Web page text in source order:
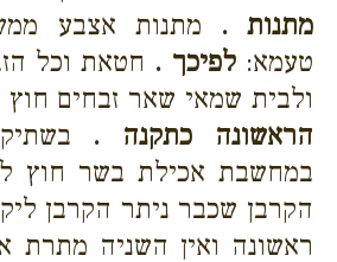
מתנות . מתנות אצבע
טעמא:לפיכך . חטאת וכל
ולבית שמאי שאר זבחים
הראשונה כתקנה .
במחשבת אכילת בשר חוץ
הקרבן שכבר ניתר הקרבן
ראשונה ואין השניה מתרת